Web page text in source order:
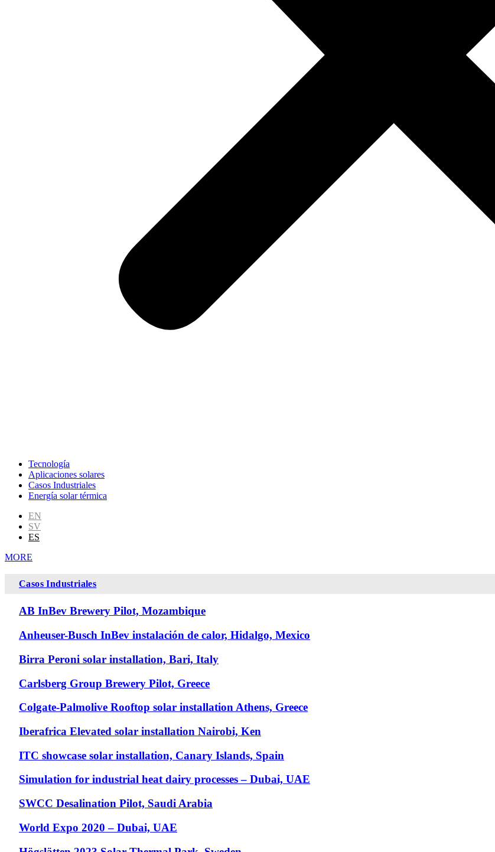
Tecnología
Aplicaciones solares
Casos Industriales
Energía solar térmica
EN
SV
ES
MORE
Casos Industriales
AB InBev Brewery Pilot, Mozambique
Anheuser-Busch InBev instalación de calor, Hidalgo, Mexico
Birra Peroni solar installation, Bari, Italy
Carlsberg Group Brewery Pilot, Greece
Colgate-Palmolive Rooftop solar installation Athens, Greece
Iberafrica Elevated solar installation Nairobi, Ken
ITC showcase solar installation, Canary Islands, Spain
Simulation for industrial heat dairy processes – Dubai, UAE
SWCC Desalination Pilot, Saudi Arabia
World Expo 2020 – Dubai, UAE